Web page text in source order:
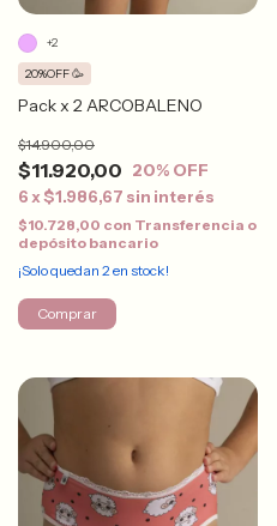
Pack x 2 ARCOBALENO
$11.920,00
$14.900,00
20% OFF
6 x$1.986,67 sin interés
20%OFF 🥳
$10.728,00 con Transferencia o
depósito bancario
¡Solo quedan 2 en stock!
+2
Comprar